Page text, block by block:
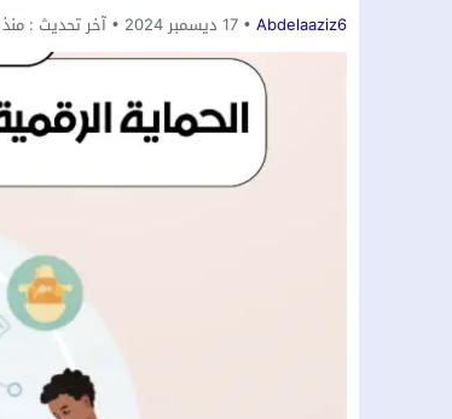
Abdelaaziz6 17 ديسمبر 2024 آخر تحديث :